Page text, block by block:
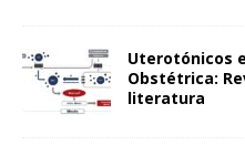
Uterotónicos
Obstétrica:
literatura